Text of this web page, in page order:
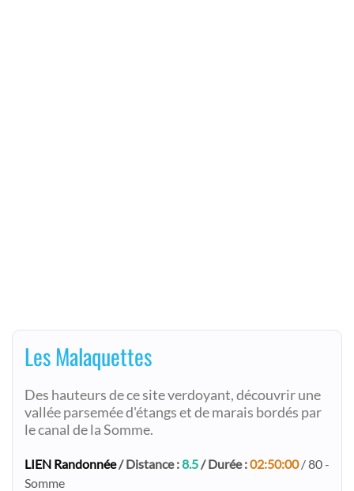
Les Malaquettes
Des hauteurs de ce site verdoyant, découvrir une
vallée parsemée d'étangs et de marais bordés par
le canal de la Somme.
LIEN Randonnée/ Distance :8.5/ Durée :02:50:00/ 80 -
Somme